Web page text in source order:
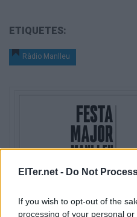
ElTer.net - Do Not
If you wish to opt-out of the
processing of your personal
ETIQUETES:
Ràdio Manlleu